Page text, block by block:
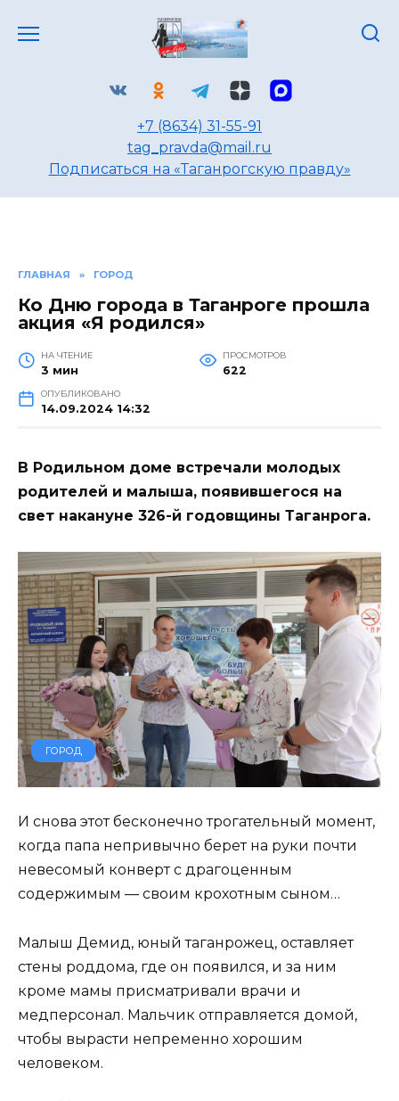
+7 (8634) 31-55-91
tag_pravda@mail.ru
Подписаться на «Таганрогскую правду»
ГЛАВНАЯ » ГОРОД
Ко Дню города в Таганроге прошла
акция «Я родился»
НА ЧТЕНИЕ
3 мин
ПРОСМОТРОВ
622
ОПУБЛИКОВАНО
14.09.2024 14:32
В Родильном доме встречали молодых
родителей и малыша, появившегося на
свет накануне 326-й годовщины Таганрога.
ГОРОД
И снова этот бесконечно трогательный момент,
когда папа непривычно берет на руки почти
невесомый конверт с драгоценным
содержимым — своим крохотным сыном…
Малыш Демид, юный таганрожец, оставляет
стены роддома, где он появился, и за ним
кроме мамы присматривали врачи и
медперсонал. Мальчик отправляется домой,
чтобы вырасти непременно хорошим
человеком.